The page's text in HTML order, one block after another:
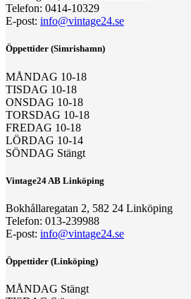
Telefon: 0414-10329
E-post: info@vintage24.se
Öppettider (Simrishamn)
MÅNDAG 10-18
TISDAG 10-18
ONSDAG 10-18
TORSDAG 10-18
FREDAG 10-18
LÖRDAG 10-14
SÖNDAG Stängt
Vintage24 AB Linköping
Bokhållaregatan 2, 582 24 Linköping
Telefon: 013-239988
E-post: info@vintage24.se
Öppettider (Linköping)
MÅNDAG Stängt